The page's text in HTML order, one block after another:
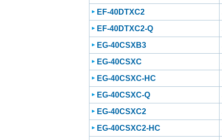
EF-40DTXC2
EF-40DTXC2-Q
EG-40CSXB3
EG-40CSXC
EG-40CSXC-HC
EG-40CSXC-Q
EG-40CSXC2
EG-40CSXC2-HC